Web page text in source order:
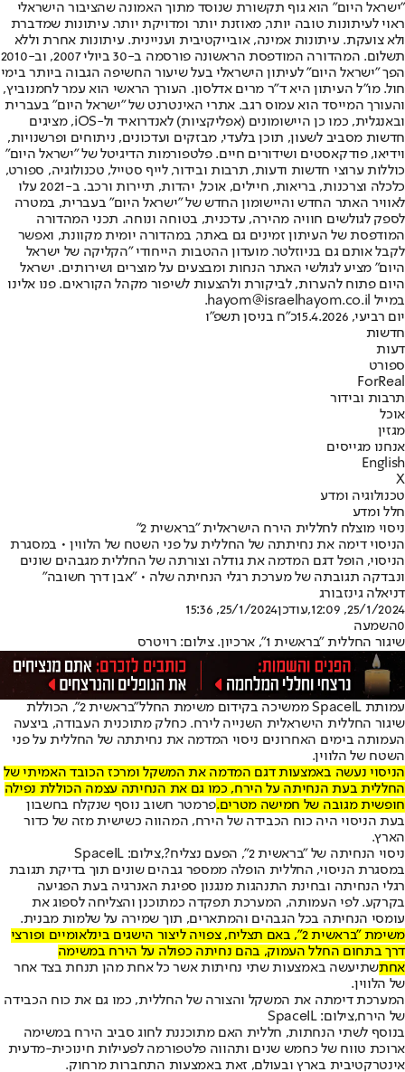
"ישראל היום" הוא גוף תקשורת שנוסד מתוך האמונה שהציבור הישראלי
ראוי לעיתונות טובה יותר, מאוזנת יותר ומדויקת יותר. עיתונות שמדברת
ולא צועקת. עיתונות אמינה, אובייקטיבית ועניינית. עיתונות אחרת וללא
תשלום. המהדורה המודפסת הראשונה פורסמה ב-30 ביולי 2007, וב-2010
הפך "ישראל היום" לעיתון הישראלי בעל שיעור החשיפה הגבוה ביותר בימי
חול. מו"ל העיתון היא ד"ר מרים אדלסון. העורך הראשי הוא עמר לחמנוביץ,
והעורך המייסד הוא עמוס רגב. אתרי האינטרנט של "ישראל היום" בעברית
ובאנגלית, כמו כן היישומונים (אפליקציות) לאנדרואיד ול-iOS, מציגים
חדשות מסביב לשעון, תוכן בלעדי, מבזקים ועדכונים, ניתוחים ופרשנויות,
וידיאו, פודקאסטים ושידורים חיים. פלטפורמות הדיגיטל של "ישראל היום"
כוללות ערוצי חדשות ודעות, תרבות ובידור, לייף סטייל, טכנולוגיה, ספורט,
כלכלה וצרכנות, בריאות, חיילים, אוכל, יהדות, תיירות ורכב. ב-2021 עלו
לאוויר האתר החדש והיישומון החדש של "ישראל היום" בעברית, במטרה
לספק לגולשים חוויה מהירה, עדכנית, בטוחה ונוחה. תכני המהדורה
המודפסת של העיתון זמינים גם באתר, במהדורה יומית מקוונת, ואפשר
לקבל אותם גם בניוזלטר. מועדון ההטבות הייחודי "הקליקה של ישראל
היום" מציע לגולשי האתר הנחות ומבצעים על מוצרים ושירותים. ישראל
היום פתוח להערות, לביקורת ולהצעות לשיפור מקהל הקוראים. פנו אלינו
במייל hayom@israelhayom.co.il.
יום רביעי, 15.4.2026
כ"ח בניסן תשפ"ו
חדשות
דעות
ספורט
ForReal
תרבות ובידור
אוכל
מגזין
אנחנו מגייסים
English
X
טכנולוגיה ומדע
חלל ומדע
ניסוי מוצלח לחללית הירח הישראלית "בראשית 2"
הניסוי דימה את נחיתתה של החללית על פני השטח של הלווין • במסגרת
הניסוי, הופל דגם המדמה את גודלה וצורתה של החללית מגבהים שונים
ונבדקה תגובתה של מערכת רגלי הנחיתה שלה • "אבן דרך חשובה"
דניאלה גינזבורג
25/1/2024, 12:09
,עודכן25/1/2024, 15:36
0השמעה
שיגור החללית "בראשית 1", ארכיון. צילום: רויטרס
עמותת SpaceIL ממשיכה בקידום משימת החלל "בראשית 2"
, הכוללת
שיגור החללית הישראלית השנייה לירח. כחלק מתוכנית העבודה, ביצעה
העמותה בימים האחרונים ניסוי המדמה את נחיתתה של החללית על פני
השטח של הלווין.
הניסוי נעשה באמצעות דגם המדמה את המשקל ומרכז הכובד האמיתי של
החללית בעת הנחיתה על הירח, כמו גם את הנחיתה עצמה הכוללת נפילה
חופשית מגובה של חמישה מטרים.פרמטר חשוב נוסף שנקלח בחשבון
בעת הניסוי היה כוח הכבידה של הירח, המהווה כשישית מזה של כדור
הארץ.
ניסוי הנחיתה של "בראשית 2", הפעם נצליח?,צילום: SpaceIL
במסגרת הניסוי, החללית הופלה ממספר גבהים שונים תוך בדיקת תגובת
רגלי הנחיתה ובחינת התנהגות מנגנון ספיגת האנרגיה בעת הפגיעה
בקרקע. לפי העמותה, המערכת תפקדה כמתוכנן והצליחה לספוג את
עומסי הנחיתה בכל הגבהים והמתארים, תוך שמירה על שלמות מבנית.
משימת "בראשית 2", באם תצליח, צפויה ליצור הישגים בינלאומיים ופורצי
דרך בתחום החלל העמוק, בהם נחיתה כפולה על הירח במשימה
אחתשתיעשה באמצעות שתי נחיתות אשר כל אחת מהן תנחת בצד אחר
של הלווין.
המערכת דימתה את המשקל והצורה של החללית, כמו גם את כוח הכבידה
של הירח,צילום: SpaceIL
בנוסף לשתי הנחתות, חללית האם מתוכננת לחוג סביב הירח במשימה
ארוכת טווח של כחמש שנים ותהווה פלטפורמה לפעילות חינוכית-מדעית
אינטרקטיבית בארץ ובעולם, זאת באמצעות התחברות מרחוק.